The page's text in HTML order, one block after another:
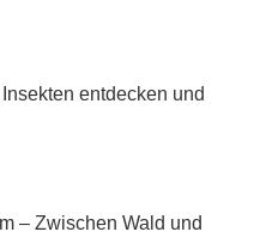
entdecken und
– Zwischen Wald und